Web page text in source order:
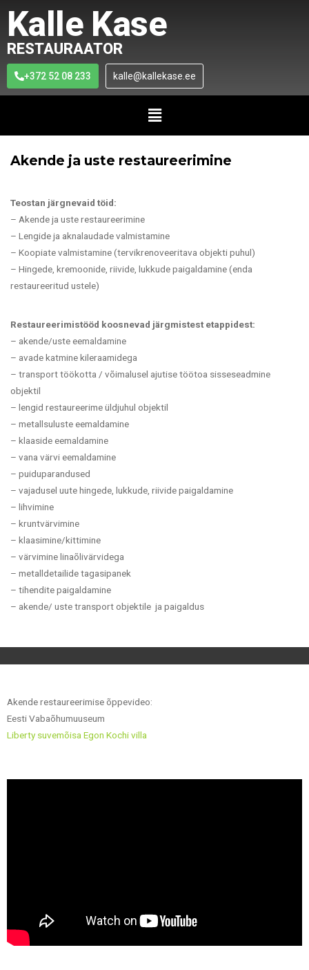
Kalle Kase
RESTAURAATOR
+372 52 08 233 kalle@kallekase.ee
Akende ja uste restaureerimine
Teostan järgnevaid töid:
– Akende ja uste restaureerimine
– Lengide ja aknalaudade valmistamine
– Koopiate valmistamine (tervikrenoveeritava objekti puhul)
– Hingede, kremoonide, riivide, lukkude paigaldamine (enda
restaureeritud ustele)
Restaureerimistööd koosnevad järgmistest etappidest:
– akende/uste eemaldamine
– avade katmine kileraamidega
– transport töökotta / võimalusel ajutise töötoa sisseseadmine
objektil
– lengid restaureerime üldjuhul objektil
– metallsuluste eemaldamine
– klaaside eemaldamine
– vana värvi eemaldamine
– puiduparandused
– vajadusel uute hingede, lukkude, riivide paigaldamine
– lihvimine
– kruntvärvimine
– klaasimine/kittimine
– värvimine linaõlivärvidega
– metalldetailide tagasipanek
– tihendite paigaldamine
– akende/ uste transport objektile ja paigaldus
Akende restaureerimise õppevideo:
Eesti Vabaõhumuuseum
Liberty suvemõisa Egon Kochi villa